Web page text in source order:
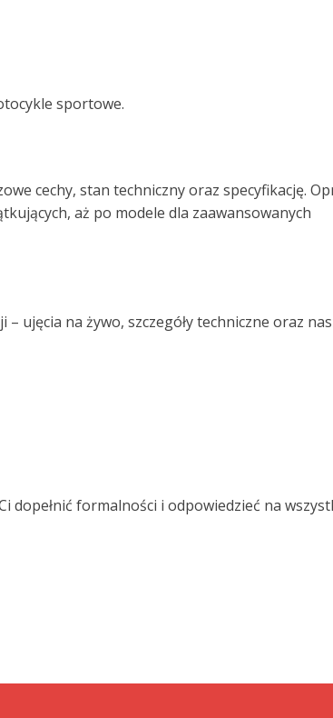
sportowe.
cechy, stan techniczny oraz specyfikację.
aż po modele dla zaawansowanych
ujęcia na żywo, szczegóły techniczne oraz
dopełnić formalności i odpowiedzieć na